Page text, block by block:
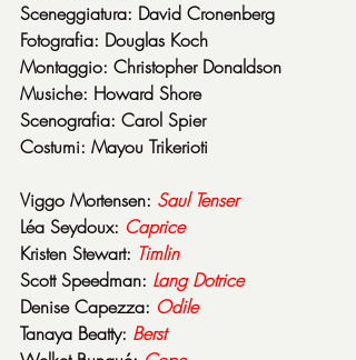
Sceneggiatura: David Cronenberg
Fotografia: Douglas Koch
Montaggio: Christopher Donaldson
Musiche: Howard Shore
Scenografia: Carol Spier
Costumi: Mayou Trikerioti
Viggo Mortensen: Saul Tenser
Léa Seydoux: Caprice
Kristen Stewart: Timlin
Scott Speedman: Lang Dotrice
Denise Capezza: Odile
Tanaya Beatty: Berst